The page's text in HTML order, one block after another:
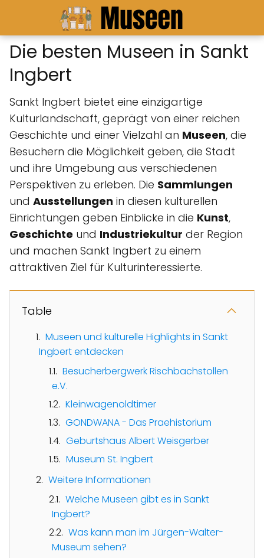
Die besten Museen in Sankt
Ingbert
Sankt Ingbert bietet eine einzigartige
Kulturlandschaft, geprägt von einer reichen
Geschichte und einer Vielzahl an Museen, die
Besuchern die Möglichkeit geben, die Stadt
und ihre Umgebung aus verschiedenen
Perspektiven zu erleben. Die Sammlungen
und Ausstellungen in diesen kulturellen
Einrichtungen geben Einblicke in die Kunst,
Geschichte und Industriekultur der Region
und machen Sankt Ingbert zu einem
attraktiven Ziel für Kulturinteressierte.
Table
Museen und kulturelle Highlights in Sankt
Ingbert entdecken
Besucherbergwerk Rischbachstollen
e.V.
Kleinwagenoldtimer
GONDWANA - Das Praehistorium
Geburtshaus Albert Weisgerber
Museum St. Ingbert
Weitere Informationen
Welche Museen gibt es in Sankt
Ingbert?
Was kann man im Jürgen-Walter-
Museum sehen?